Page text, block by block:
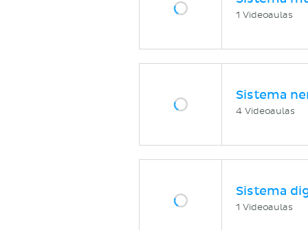
1 Videoaulas
Sistema
4 Videoaulas
Sistema
1 Videoaulas